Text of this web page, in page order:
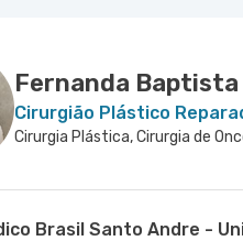
Fernanda Baptista
Cirurgião Plástico
Cirurgia Plástica, Cirurgia de
Brasil Santo Andre -